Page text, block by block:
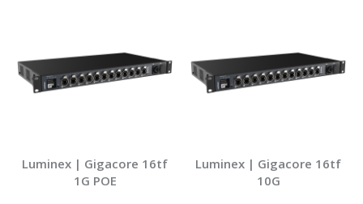
Luminex | Gigacore 16tf
1G POE
Luminex | Gigacore 16tf
10G